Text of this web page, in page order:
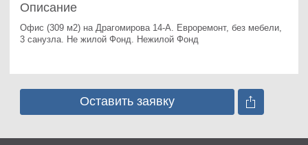
Описание
Офис (309 м2) на Драгомирова 14-А. Евроремонт, без мебели,
3 санузла. Не жилой Фонд. Нежилой Фонд
Оставить заявку